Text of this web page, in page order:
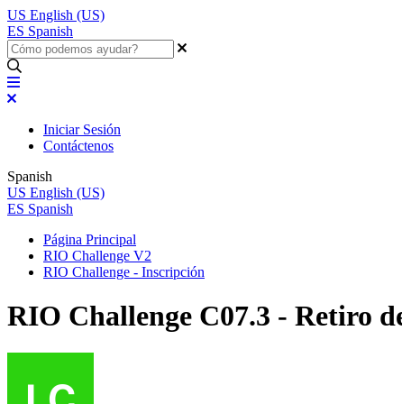
US English (US)
ES Spanish
Iniciar Sesión
Contáctenos
Spanish
US English (US)
ES Spanish
Página Principal
RIO Challenge V2
RIO Challenge - Inscripción
RIO Challenge C07.3 - Retiro